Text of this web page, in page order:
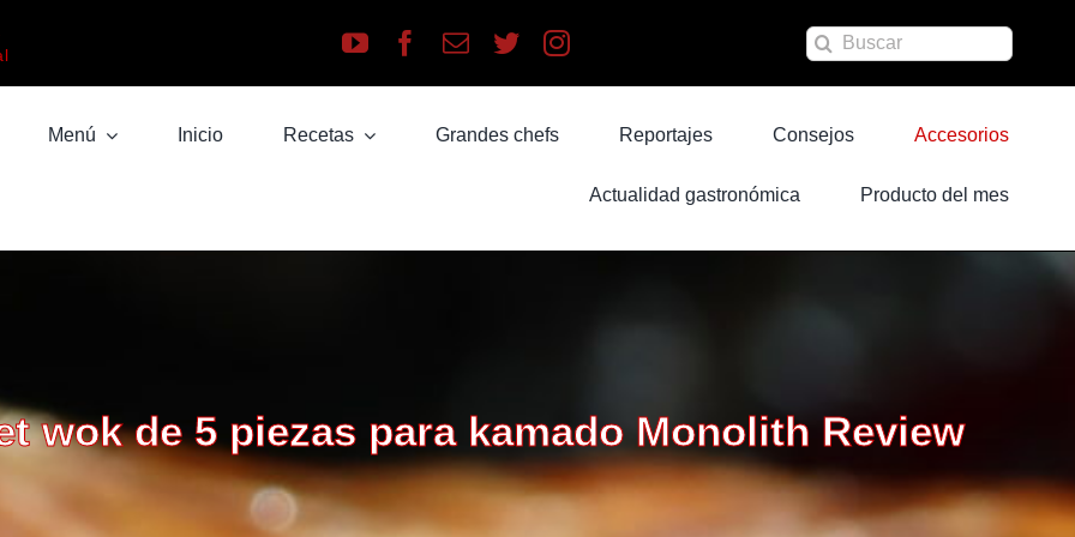
Buscar:
Menú Inicio Recetas Grandes chefs Reportajes Consejos Accesorios
Actualidad gastronómica Producto del mes
wok de 5 piezas para kamado Monolith Review